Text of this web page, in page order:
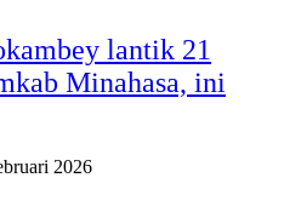
lantik 21
Minahasa, ini
2026